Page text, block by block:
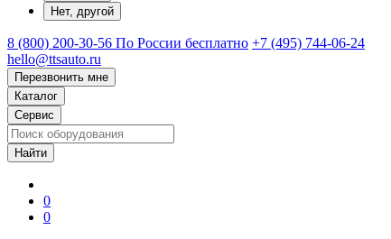
Нет, другой
8 (800) 200-30-56 По России бесплатно +7 (495) 744-06-24
hello@ttsauto.ru
Перезвонить мне
Каталог
Сервис
0
0